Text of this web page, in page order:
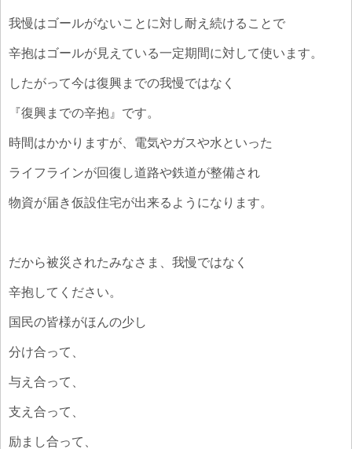
我慢はゴールがないことに対し耐え続けることで
辛抱はゴールが見えている一定期間に対して使います。
したがって今は復興までの我慢ではなく
『復興までの辛抱』です。
時間はかかりますが、電気やガスや水といった
ライフラインが回復し道路や鉄道が整備され
物資が届き仮設住宅が出来るようになります。
だから被災されたみなさま、我慢ではなく
辛抱してください。
国民の皆様がほんの少し
分け合って、
与え合って、
支え合って、
励まし合って、